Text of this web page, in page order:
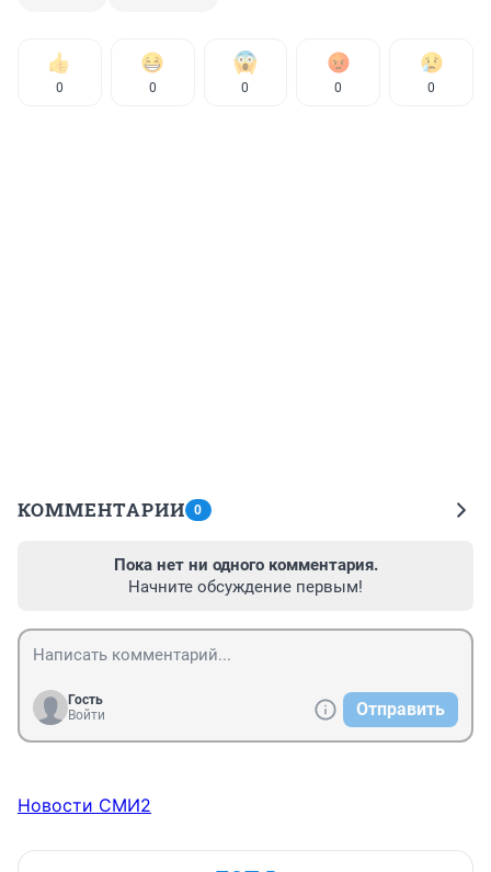
0 0 0 0 0
КОММЕНТАРИИ 0
Пока нет ни одного комментария.
Начните обсуждение первым!
Гость
Войти
Отправить
Новости СМИ2